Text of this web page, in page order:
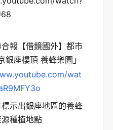
報【借鏡國外】都市
座樓頂 養蜂樂園」
wat
示出銀座地區的養蜂
種植地點